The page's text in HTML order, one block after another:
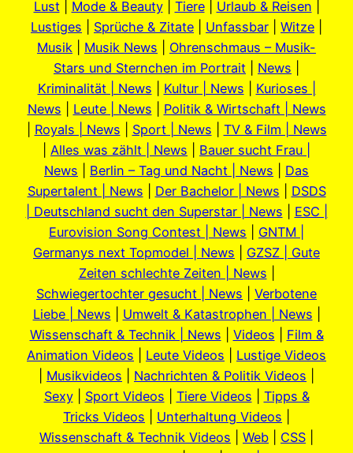
Lust| Mode & Beauty| Tiere| Urlaub & Reisen
Lustiges
Sprüche & Zitate Unfassbar Witze
Musik
Musik News
Ohrenschmaus – Musik-
Stars und Sternchen im Portrait
News
Kriminalität | News
Kultur | News
Kurioses |
News
Leute | News
Politik & Wirtschaft | News
Royals | News Sport | News
TV & Film | News
Alles was zählt | News
Bauer sucht Frau |
News
Berlin – Tag und Nacht | News
Das
Supertalent | News
Der Bachelor | News
DSDS
| Deutschland sucht den Superstar | News
ESC |
Eurovision Song Contest | News
GNTM |
Germanys next Topmodel | News
GZSZ | Gute
Zeiten schlechte Zeiten | News
Schwiegertochter gesucht | News
Verbotene
Liebe | News
Umwelt & Katastrophen | News
Wissenschaft & Technik | News
Videos
Film &
Animation Videos
Leute Videos
Lustige Videos
Musikvideos Nachrichten & Politik Videos
Sexy| Sport Videos Tiere Videos
Tipps &
Tricks Videos
Unterhaltung Videos
Wissenschaft & Technik Videos
Web CSS